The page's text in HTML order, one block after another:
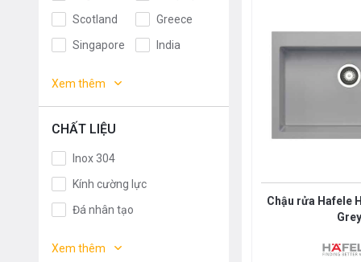
Scotland
Greece
Singapore
India
Russia
Malaysia
Xem thêm
CHẤT LIỆU
Inox 304
Kính cường lực
Đá nhân tạo
Xem thêm
Chậu rửa Hafele
Grey